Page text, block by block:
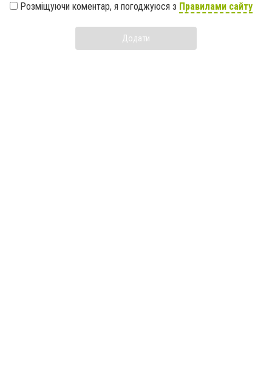
Розміщуючи коментар, я погоджуюся з Правилами сайту
Додати